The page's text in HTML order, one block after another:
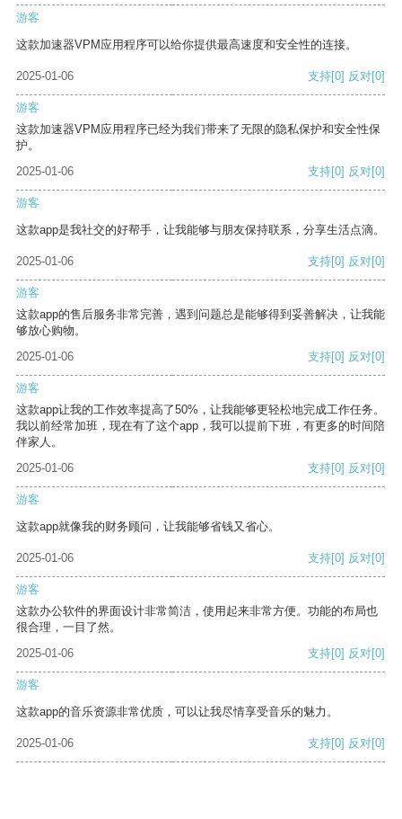
游客
这款加速器VPM应用程序可以给你提供最高速度和安全性的连接。
2025-01-06 支持[0] 反对[0]
游客
这款加速器VPM应用程序已经为我们带来了无限的隐私保护和安全性保
护。
2025-01-06
支持[0] 反对[0]
游客
这款app是我社交的好帮手，让我能够与朋友保持联系，分享生活点滴。
2025-01-06 支持[0] 反对[0]
游客
这款app的售后服务非常完善，遇到问题总是能够得到妥善解决，让我能
够放心购物。
2025-01-06
支持[0] 反对[0]
游客
这款app让我的工作效率提高了50%，让我能够更轻松地完成工作任务。
我以前经常加班，现在有了这个app，我可以提前下班，有更多的时间陪
伴家人。
2025-01-06
支持[0] 反对[0]
游客
这款app就像我的财务顾问，让我能够省钱又省心。
2025-01-06 支持[0] 反对[0]
游客
这款办公软件的界面设计非常简洁，使用起来非常方便。功能的布局也
很合理，一目了然。
2025-01-06
支持[0] 反对[0]
游客
这款app的音乐资源非常优质，可以让我尽情享受音乐的魅力。
2025-01-06 支持[0] 反对[0]